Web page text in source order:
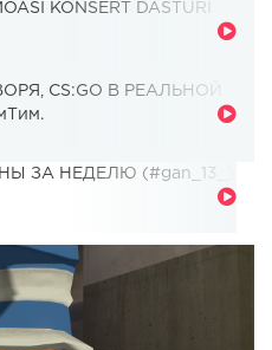
KONSERT DASTURI
CS:GO В РЕАЛЬНОЙ
ЗА НЕДЕЛЮ (#gan_13_)